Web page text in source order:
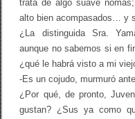
o
m
n
i
n
o
trata de algo suave
alto bien acompasados… y
¿La distinguida Sra.
aunque no sabemos si en
¿qué le habrá visto a mi
-Es un cojudo, murmuró
¿Por qué, de pronto,
gustan? ¿Sus ya como